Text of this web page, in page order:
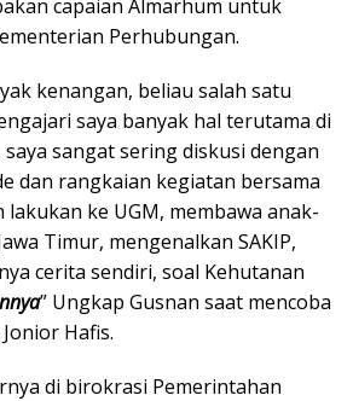
capaian Almarhum untuk
Perhubungan.
kenangan, beliau salah satu
saya banyak hal terutama di
sangat sering diskusi dengan
dan rangkaian kegiatan bersama
ke UGM, membawa anak-
Timur, mengenalkan SAKIP,
cerita sendiri, soal Kehutanan
” Ungkap Gusnan saat mencoba
Hafis.
di birokrasi Pemerintahan